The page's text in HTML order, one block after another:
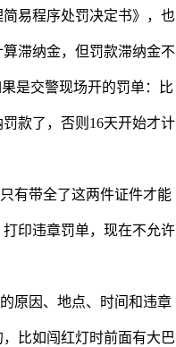
易程序处罚决定书》，也
滞纳金，但罚款滞纳金不
是交警现场开的罚单：比
款了，否则16天开始才计
有带全了这两件证件才能
印违章罚单，现在不允许
原因、地点、时间和违章
比如闯红灯时前面有大巴